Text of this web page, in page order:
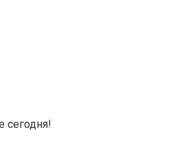
сегодня!